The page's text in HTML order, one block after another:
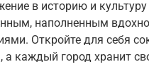
в историю и
наполненным
Откройте для себя
каждый город хранит